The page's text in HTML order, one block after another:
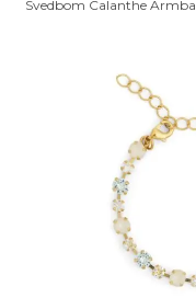
Svedbom Calanthe